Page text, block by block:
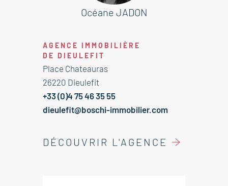
BOURDEAUX - VESC
Honoraires à la charge du vendeur.
Les informations sur les risques
auxquels ce bien est exposé sont
disponibles sur le site Géorisques :
georisques.gouv.fr.
Océane JADON
AGENCE IMMOBILIÈRE
DE DIEULEFIT
Place Chateauras
26220 Dieulefit
+33 (0)4 75 46 35 55
dieulefit@boschi-immobilier.com
DÉCOUVRIR L'AGENCE